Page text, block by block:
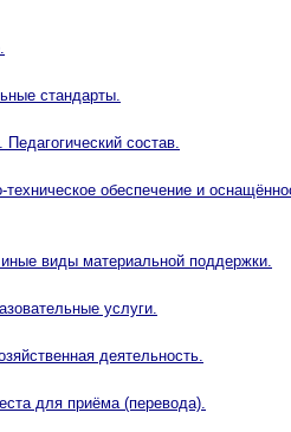
стандарты.
Педагогический состав.
техническое обеспечение и
виды материальной поддержки.
услуги.
деятельность.
для приёма (перевода).